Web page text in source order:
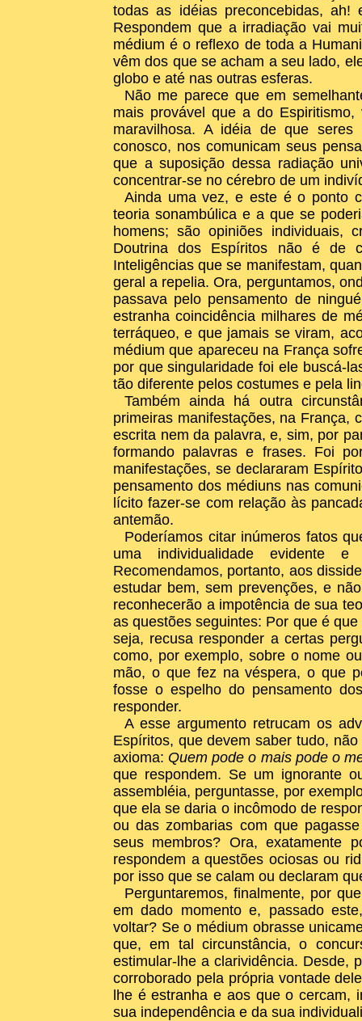
todas as idéias preconcebidas,
Respondem que a irradiação vai
médium é o reflexo de toda a
vêm dos que se acham a seu lado,
globo e até nas outras esferas.
Não me parece que em
mais provável que a do
maravilhosa. A idéia de que
conosco, nos comunicam seus
que a suposição dessa radiação
concentrar-se no cérebro de um
Ainda uma vez, e este é o ponto
teoria sonambúlica e a que se
homens; são opiniões individuais,
Doutrina dos Espíritos não é de
Inteligências que se manifestam,
geral a repelia. Ora, perguntamos,
passava pelo pensamento de
estranha coincidência milhares de
terráqueo, e que jamais se viram,
médium que apareceu na França
por que singularidade foi ele buscá-
tão diferente pelos costumes e pela
Também ainda há outra
primeiras manifestações, na França,
escrita nem da palavra, e, sim, por
formando palavras e frases. Foi
manifestações, se declararam
pensamento dos médiuns nas
lícito fazer-se com relação às
antemão.
Poderíamos citar inúmeros fatos
uma individualidade evidente
Recomendamos, portanto, aos
estudar bem, sem prevenções, e
reconhecerão a impotência de sua
as questões seguintes: Por que é
seja, recusa responder a certas
como, por exemplo, sobre o nome
mão, o que fez na véspera, o que
fosse o espelho do pensamento
responder.
A esse argumento retrucam os
Espíritos, que devem saber tudo,
axioma: Quem pode o mais pode o
que respondem. Se um ignorante
assembléia, perguntasse, por
que ela se daria o incômodo de
ou das zombarias com que
seus membros? Ora, exatamente
respondem a questões ociosas ou
por isso que se calam ou declaram
Perguntaremos, finalmente, por
em dado momento e, passado
voltar? Se o médium obrasse
que, em tal circunstância, o
estimular-lhe a clarividência. Desde,
corroborado pela própria vontade
lhe é estranha e aos que o cercam,
sua independência e da sua